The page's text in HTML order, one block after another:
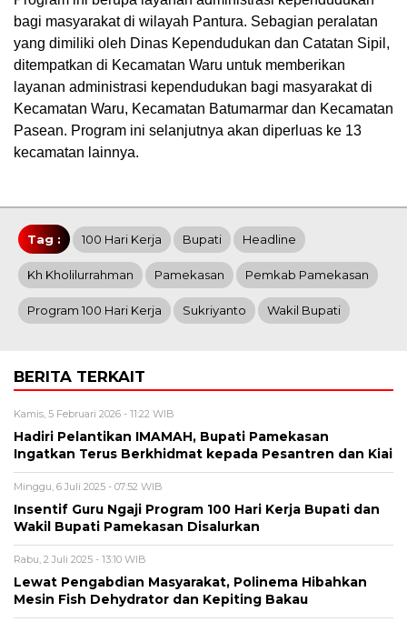
bagi masyarakat di wilayah Pantura. Sebagian peralatan
yang dimiliki oleh Dinas Kependudukan dan Catatan Sipil,
ditempatkan di Kecamatan Waru untuk memberikan
layanan administrasi kependudukan bagi masyarakat di
Kecamatan Waru, Kecamatan Batumarmar dan Kecamatan
Pasean. Program ini selanjutnya akan diperluas ke 13
kecamatan lainnya.
Tag : 100 Hari Kerja Bupati Headline
Kh Kholilurrahman Pamekasan Pemkab Pamekasan
Program 100 Hari Kerja Sukriyanto Wakil Bupati
BERITA TERKAIT
Kamis, 5 Februari 2026 - 11:22 WIB
Hadiri Pelantikan IMAMAH, Bupati Pamekasan
Ingatkan Terus Berkhidmat kepada Pesantren dan Kiai
Minggu, 6 Juli 2025 - 07:52 WIB
Insentif Guru Ngaji Program 100 Hari Kerja Bupati dan
Wakil Bupati Pamekasan Disalurkan
Rabu, 2 Juli 2025 - 13:10 WIB
Lewat Pengabdian Masyarakat, Polinema Hibahkan
Mesin Fish Dehydrator dan Kepiting Bakau